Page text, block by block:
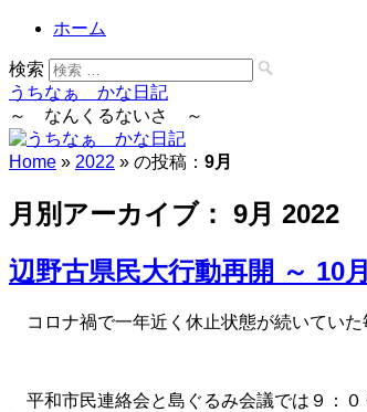
ホーム
検索
うちなぁ かな日記
～ なんくるないさ ～
Home » 2022 » の投稿： 9月
月別アーカイブ： 9月 2022
辺野古県民大行動再開 ～ 10
コロナ禍で一年近く休止状態が続いてい
平和市民連絡会と島ぐるみ会議では９：